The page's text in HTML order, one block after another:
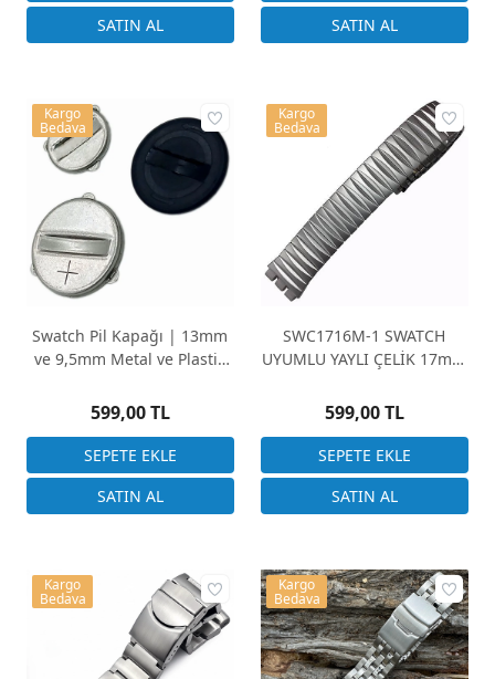
Swatch Pil Kapağı | 13mm
ve 9,5mm Metal ve Plastik
599,00 TL
Kargo
Bedava
SWC1716M-1 SWATCH
UYUMLU YAYLI ÇELİK 17mm
599,00 TL
Kargo
Bedava
Kargo
Bedava
Kargo
Bedava